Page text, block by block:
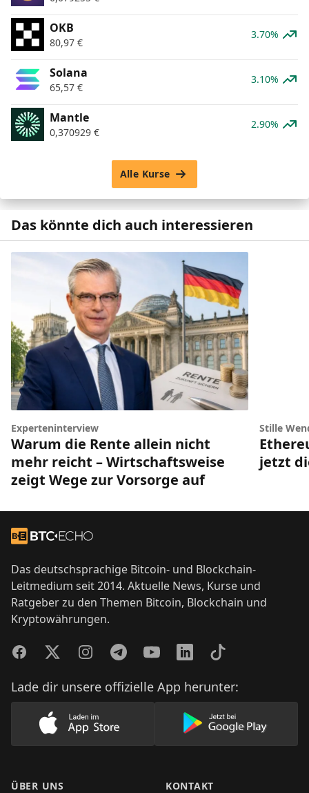
OKB
80,97 €
3.70%
Solana
65,57 €
3.10%
Mantle
0,370929 €
2.90%
Alle Kurse
Das könnte dich auch interessieren
Experteninterview
Warum die Rente allein nicht
mehr reicht – Wirtschaftsweise
zeigt Wege zur Vorsorge auf
Stille
jetzt
Zur Startseite
Das deutschsprachige Bitcoin- und Blockchain-
Leitmedium seit 2014. Aktuelle News, Kurse und
Ratgeber zu den Themen Bitcoin, Blockchain und
Kryptowährungen.
FacebookTwitterInstagramTelegramYouTubeLinkedInTikTok
Lade dir unsere offizielle App herunter:
Lade unsere App im AppStore herunter
Lade unsere
ÜBER UNS KONTAKT